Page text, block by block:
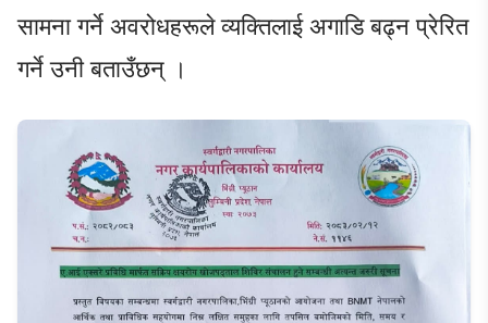
सामना गर्ने अवरोधहरूले व्यक्तिलाई अगाडि बढ्न प्रेरित
गर्ने उनी बताउँछन् ।